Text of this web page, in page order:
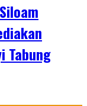
Tabung